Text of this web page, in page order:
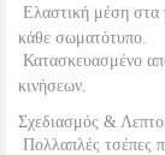
 Ελαστική μέση
κάθε σωματότυπο.
 Κατασκευασμένο
κινήσεων.
Σχεδιασμός &
 Πολλαπλές τσέπες